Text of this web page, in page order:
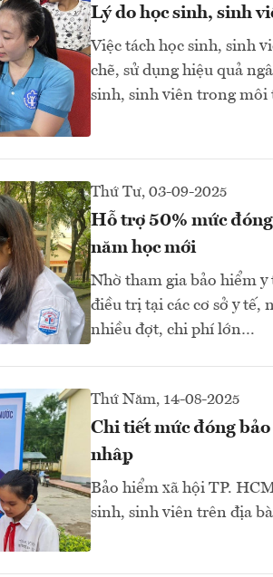
Lý do học sinh, sinh
Việc tách học sinh, sinh
chẽ, sử dụng hiệu quả
sinh, sinh viên trong môi
Thứ Tư, 03-09-2025
Hỗ trợ 50% mức
năm học mới
Nhờ tham gia bảo hiểm
điều trị tại các cơ sở y tế,
nhiều đợt, chi phí lớn…
Thứ Năm, 14-08-2025
Chi tiết mức đóng
nhập
Bảo hiểm xã hội TP.
sinh, sinh viên trên địa